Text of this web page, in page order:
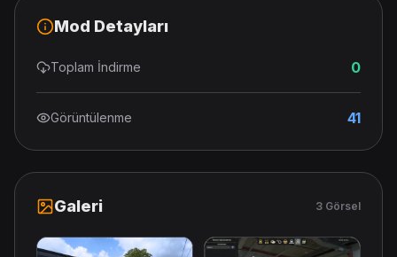
Mod Detayları
Toplam İndirme 0
Görüntülenme 41
Galeri 3 Görsel